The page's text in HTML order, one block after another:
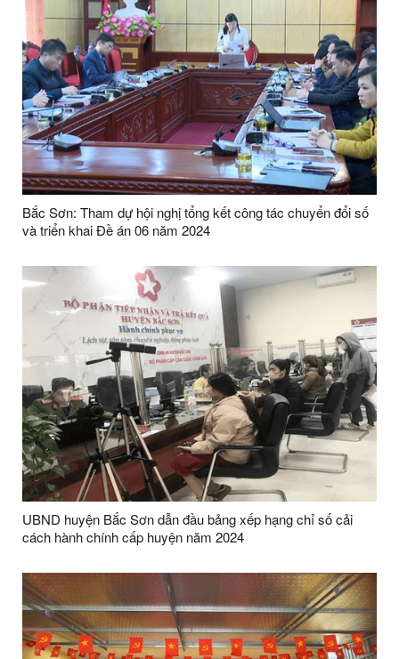
Bắc Sơn: Tham dự hội nghị tổng kết công tác chuyển đổi số
và triển khai Đề án 06 năm 2024
UBND huyện Bắc Sơn dẫn đầu bảng xếp hạng chỉ số cải
cách hành chính cấp huyện năm 2024